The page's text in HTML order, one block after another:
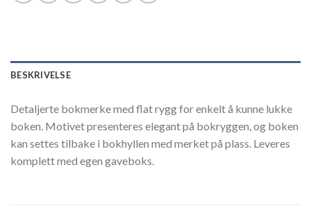
BESKRIVELSE
Detaljerte bokmerke med flat rygg for enkelt å kunne lukke
boken. Motivet presenteres elegant på bokryggen, og boken
kan settes tilbake i bokhyllen med merket på plass. Leveres
komplett med egen gaveboks.